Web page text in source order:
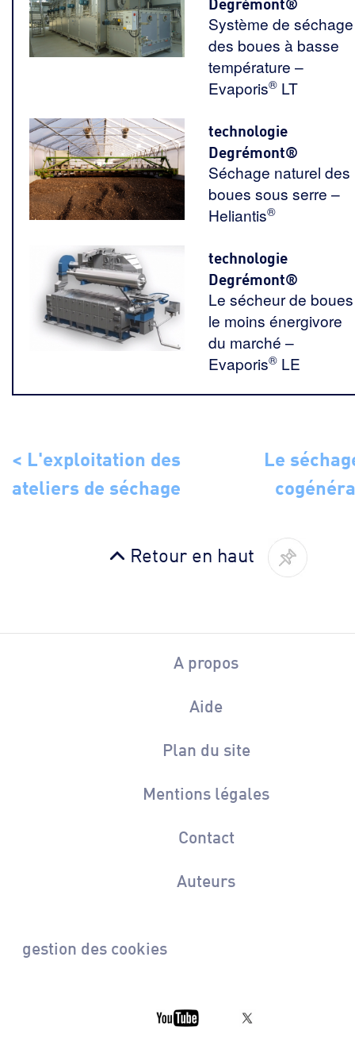
Système de séchage
des boues à basse
température –
Evaporis®LT
technologie
Degrémont®
Séchage naturel des
boues sous serre –
Heliantis®
technologie
Degrémont®
Le sécheur de boues
le moins énergivore
du marché –
Evaporis®LE
< L'exploitation des
ateliers de séchage
Le
Retour en haut
A propos
Aide
Plan du site
Mentions légales
Contact
Auteurs
gestion des cookies